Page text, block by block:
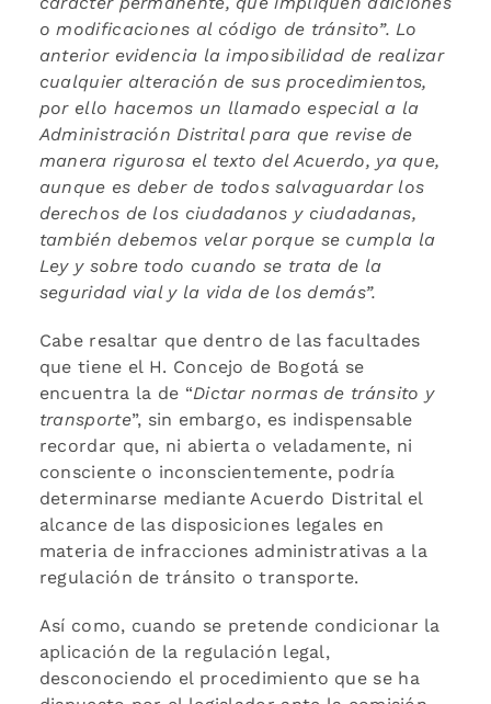
o modificaciones al código de tránsito”. Lo
anterior evidencia la imposibilidad de realizar
cualquier alteración de sus procedimientos,
por ello hacemos un llamado especial a la
Administración Distrital para que revise de
manera rigurosa el texto del Acuerdo, ya que,
aunque es deber de todos salvaguardar los
derechos de los ciudadanos y ciudadanas,
también debemos velar porque se cumpla la
Ley y sobre todo cuando se trata de la
seguridad vial y la vida de los demás”.
Cabe resaltar que dentro de las facultades
que tiene el H. Concejo de Bogotá se
encuentra la de “Dictar normas de tránsito y
transporte”, sin embargo, es indispensable
recordar que, ni abierta o veladamente, ni
consciente o inconscientemente, podría
determinarse mediante Acuerdo Distrital el
alcance de las disposiciones legales en
materia de infracciones administrativas a la
regulación de tránsito o transporte.
Así como, cuando se pretende condicionar la
aplicación de la regulación legal,
desconociendo el procedimiento que se ha